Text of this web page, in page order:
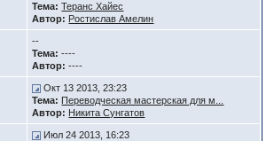
Тема: Теранс Хайес
Автор: Ростислав Амелин
--
Тема: ----
Автор: ----
Окт 13 2013, 23:23
Тема: Переводческая мастерская для м...
Автор: Никита Сунгатов
Июл 24 2013, 16:23